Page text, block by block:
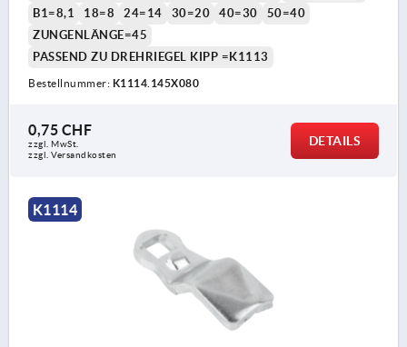
B1=8,1
18=8 24=14 30=20 40=30
50=40
ZUNGENLÄNGE=45
PASSEND ZU DREHRIEGEL KIPP =K1113
Bestellnummer: K1114.145X080
0,75 CHF
zzgl. MwSt.
zzgl. Versandkosten
DETAILS
K1114